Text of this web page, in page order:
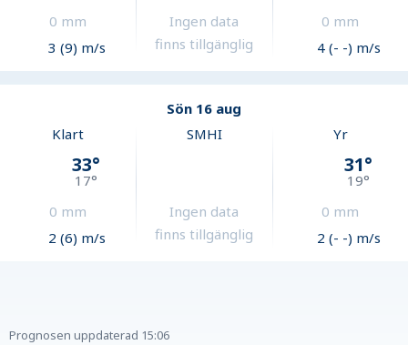
0 mm
3 (9) m/s
Ingen data
finns tillgänglig
0 mm
4 (- -) m/s
Sön 16 aug
Klart
33°
17°
0 mm
2 (6) m/s
SMHI
Ingen data
finns tillgänglig
Yr
31°
19°
0 mm
2 (- -) m/s
Prognosen uppdaterad 15:06